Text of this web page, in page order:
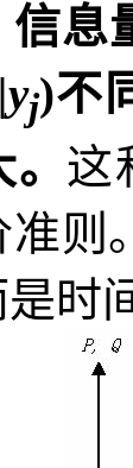
息
j)不
这
准则
时